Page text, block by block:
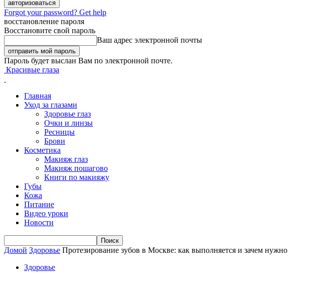
Forgot your password? Get help
восстановление пароля
Восстановите свой пароль
Ваш адрес электронной почты
Пароль будет выслан Вам по электронной почте.
Красивые глаза
Главная
Уход за глазами
Здоровье глаз
Очки и линзы
Ресницы
Брови
Косметика
Макияж глаз
Макияж пошагово
Книги по макияжу
Губы
Кожа
Питание
Видео уроки
Новости
Домой Здоровье Протезирование зубов в Москве: как выполняется и зачем нужно
Здоровье